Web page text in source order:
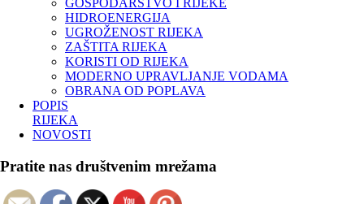
GOSPODARSTVO I RIJEKE
HIDROENERGIJA
UGROŽENOST RIJEKA
ZAŠTITA RIJEKA
KORISTI OD RIJEKA
MODERNO UPRAVLJANJE VODAMA
OBRANA OD POPLAVA
POPIS
RIJEKA
NOVOSTI
Pratite nas društvenim mrežama